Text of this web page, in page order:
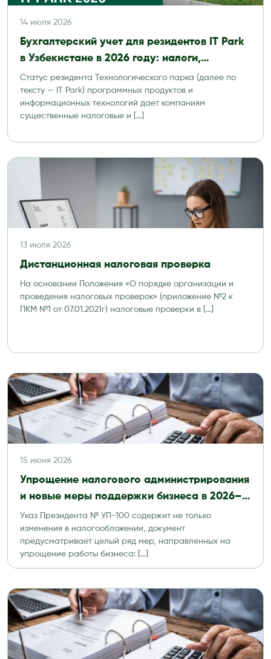
14 июля 2026
Бухгалтерский учет для резидентов IT Park
в Узбекистане в 2026 году: налоги,
отчетность и аудит
Статус резидента Технологического парка (далее по
тексту — IT Park) программных продуктов и
информационных технологий дает компаниям
существенные налоговые и […]
13 июля 2026
Дистанционная налоговая проверка
На основании Положения «О порядке организации и
проведения налоговых проверок» (приложение №2 к
ПКМ №1 от 07.01.2021г) налоговые проверки в […]
15 июня 2026
Упрощение налогового администрирования
и новые меры поддержки бизнеса в 2026–
2027 годах
Указ Президента № УП-100 содержит не только
изменения в налогообложении, документ
предусматривает целый ряд мер, направленных на
упрощение работы бизнеса: […]